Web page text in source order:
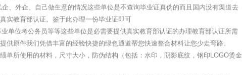
、外企、自己做生意的情况这些单位是不查询毕业证真伪的而且国内没有渠道去
实教育部认证。鉴于此办理一份毕业证即可
单位考公务员等等这些单位是必需要提供真实教育部认证的办理教育部认证所需
供原件我们凭借丰富的经验快捷的绿色通道帮您快速整合材料让您少走弯路。
单所使用的材料，尺寸大小，防伪结构（包括：水印，阴影底纹，钢印LOGO烫金